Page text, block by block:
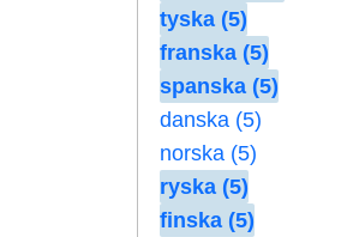
tyska (5)
franska (5)
spanska (5)
danska (5)
norska (5)
ryska (5)
finska (5)